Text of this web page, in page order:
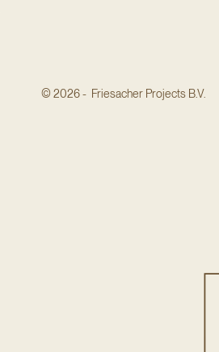
© 2026 - Friesacher Projects B.V.